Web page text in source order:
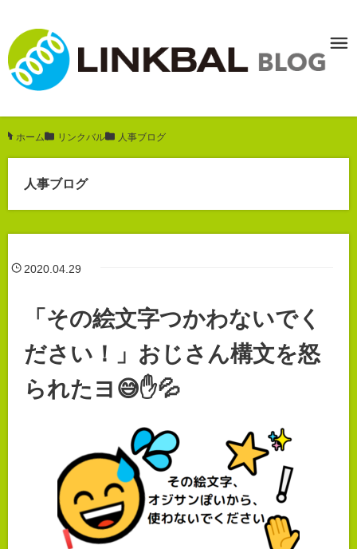
ホーム / リンクバル / 人事ブログ
人事ブログ
2020.04.29
「その絵文字つかわないでく
ださい！」おじさん構文を怒
られたヨ😅✋💦